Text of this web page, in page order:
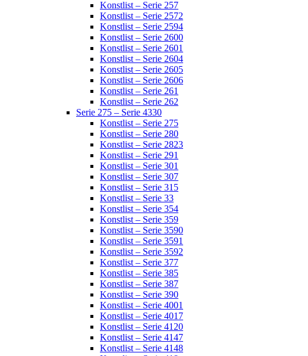
Konstlist – Serie 257
Konstlist – Serie 2572
Konstlist – Serie 2594
Konstlist – Serie 2600
Konstlist – Serie 2601
Konstlist – Serie 2604
Konstlist – Serie 2605
Konstlist – Serie 2606
Konstlist – Serie 261
Konstlist – Serie 262
Serie 275 – Serie 4330
Konstlist – Serie 275
Konstlist – Serie 280
Konstlist – Serie 2823
Konstlist – Serie 291
Konstlist – Serie 301
Konstlist – Serie 307
Konstlist – Serie 315
Konstlist – Serie 33
Konstlist – Serie 354
Konstlist – Serie 359
Konstlist – Serie 3590
Konstlist – Serie 3591
Konstlist – Serie 3592
Konstlist – Serie 377
Konstlist – Serie 385
Konstlist – Serie 387
Konstlist – Serie 390
Konstlist – Serie 4001
Konstlist – Serie 4017
Konstlist – Serie 4120
Konstlist – Serie 4147
Konstlist – Serie 4148